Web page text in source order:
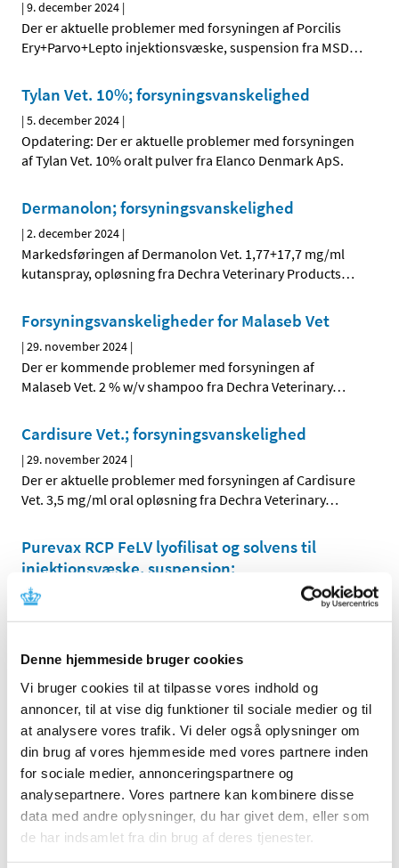
Denne hjemmeside bruger cookies
Vi bruger cookies til at tilpasse vores indhold og
annoncer, til at vise dig funktioner til sociale medier og til
at analysere vores trafik. Vi deler også oplysninger om
din brug af vores hjemmeside med vores partnere inden
for sociale medier, annonceringspartnere og
analysepartnere. Vores partnere kan kombinere disse
data med andre oplysninger, du har givet dem, eller som
de har indsamlet fra din brug af deres tjenester.
|9. december 2024 |
Der er aktuelle problemer med forsyningen af Porcilis
Ery+Parvo+Lepto injektionsvæske, suspension fra MSD…
Tylan Vet. 10%; forsyningsvanskelighed
|5. december 2024 |
Opdatering: Der er aktuelle problemer med forsyningen
af Tylan Vet. 10% oralt pulver fra Elanco Denmark ApS.
Dermanolon; forsyningsvanskelighed
|2. december 2024 |
Markedsføringen af Dermanolon Vet. 1,77+17,7 mg/ml
kutanspray, opløsning fra Dechra Veterinary Products…
Forsyningsvanskeligheder for Malaseb Vet
|29. november 2024 |
Der er kommende problemer med forsyningen af
Malaseb Vet. 2 % w/v shampoo fra Dechra Veterinary…
Cardisure Vet.; forsyningsvanskelighed
|29. november 2024 |
Der er aktuelle problemer med forsyningen af Cardisure
Vet. 3,5 mg/ml oral opløsning fra Dechra Veterinary…
Purevax RCP FeLV lyofilisat og solvens til
injektionsvæske, suspension;
forsyningsvanskelighed
RCP FeLV lyofilisat og solvens til injektionsvæske,
Milbemax Vet. til små hunde og hvalpe
tyggetabletter; forsyningsvanskelighed
|19. november 2024 |
Der er aktuelle problemer med forsyningen af Milbemax
Vet. til små hunde og hvalpe 2,5 mg+25 mg…
Purevax Rabies; forsyningsvanskelighed
|17. november 2024|